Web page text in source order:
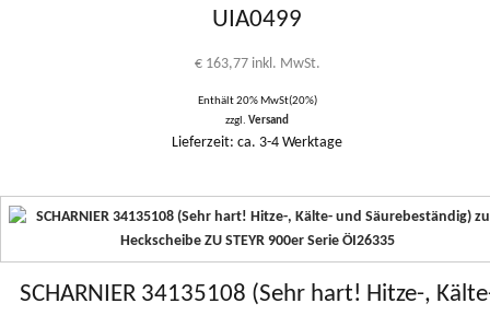
UIA0499
€163,77 inkl. MwSt.
Enthält 20% MwSt(20%)
zzgl.Versand
Lieferzeit: ca. 3-4 Werktage
SCHARNIER 34135108 (Sehr hart! Hitze-,